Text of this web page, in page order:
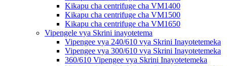
Kikapu cha centrifuge cha VM1400
Kikapu cha centrifuge cha VM1500
Kikapu cha centrifuge cha VM1650
Vipengele vya Skrini inayotetema
Vipengee vya 240/610 vya Skrini Inayotetemeka
Vipengee vya 300/610 vya Skrini Inayotetemeka
360/610 Vipengee vya Skrini Inayotetemeka